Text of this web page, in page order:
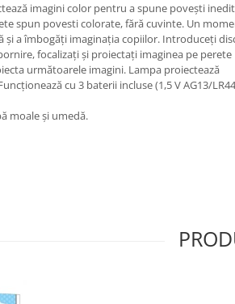
imagini color pentru a spune povești
spun povesti colorate, fără cuvinte. Un
a îmbogăți imaginația copiilor. Introduceți
focalizați și proiectați imaginea pe perete
următoarele imagini. Lampa proiectează
cu 3 baterii incluse (1,5 V AG13/
moale și umedă.